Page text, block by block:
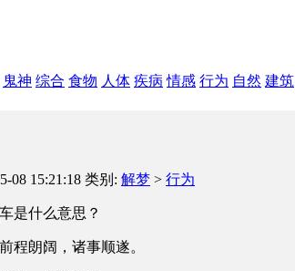
鬼神 综合 食物 人体 疾病 情感 行为 自然 建筑
08 15:21:18 类别: 解梦 > 行为
是什么意思？
程朗阔，诸事顺遂。